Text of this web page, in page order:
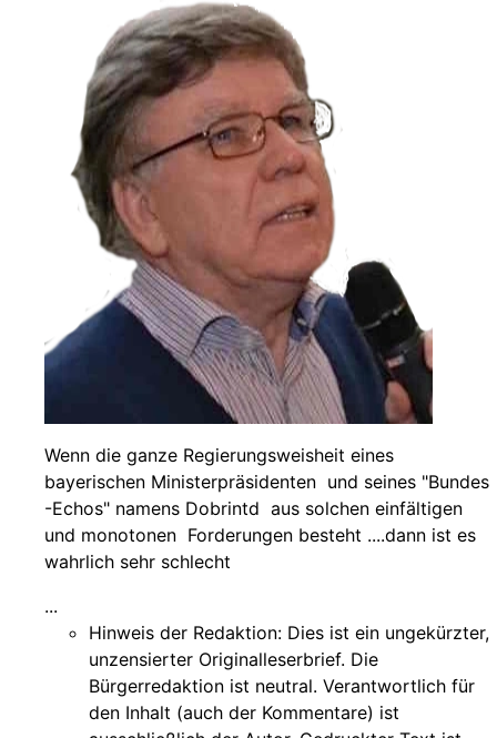
Wenn die ganze Regierungsweisheit eines
bayerischen Ministerpräsidenten und seines "Bundes
-Echos" namens Dobrintd aus solchen einfältigen
und monotonen Forderungen besteht ....dann ist es
wahrlich sehr schlecht
...
Hinweis der Redaktion: Dies ist ein ungekürzter,
unzensierter Originalleserbrief. Die
Bürgerredaktion ist neutral. Verantwortlich für
den Inhalt (auch der Kommentare) ist